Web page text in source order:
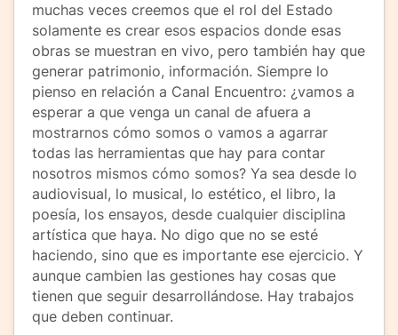
muchas veces creemos que el rol del Estado
solamente es crear esos espacios donde esas
obras se muestran en vivo, pero también hay que
generar patrimonio, información. Siempre lo
pienso en relación a Canal Encuentro: ¿vamos a
esperar a que venga un canal de afuera a
mostrarnos cómo somos o vamos a agarrar
todas las herramientas que hay para contar
nosotros mismos cómo somos? Ya sea desde lo
audiovisual, lo musical, lo estético, el libro, la
poesía, los ensayos, desde cualquier disciplina
artística que haya. No digo que no se esté
haciendo, sino que es importante ese ejercicio. Y
aunque cambien las gestiones hay cosas que
tienen que seguir desarrollándose. Hay trabajos
que deben continuar.